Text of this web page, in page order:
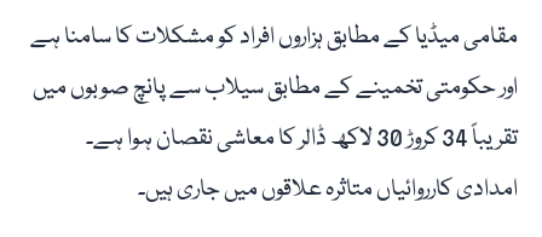
مقامی میڈیا کے مطابق ہزاروں افراد کو مشکلات کا سامنا ہے
اور حکومتی تخمینے کے مطابق سیلاب سے پانچ صوبوں میں
تقریباً 34 کروڑ 30 لاکھ ڈالر کا معاشی نقصان ہوا ہے۔
امدادی کارروائیاں متاثرہ علاقوں میں جاری ہیں۔